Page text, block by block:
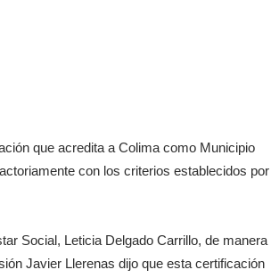
que acredita a Colima como Municipio
con los criterios establecidos por
Social, Leticia Delgado Carrillo, de manera
Javier Llerenas dijo que esta certificación